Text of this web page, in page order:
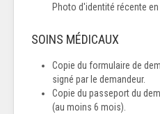
Photo d'identité récente
SOINS MÉDICAUX
Copie du formulaire de
signé par le demandeur.
Copie du passeport du
(au moins 6 mois).